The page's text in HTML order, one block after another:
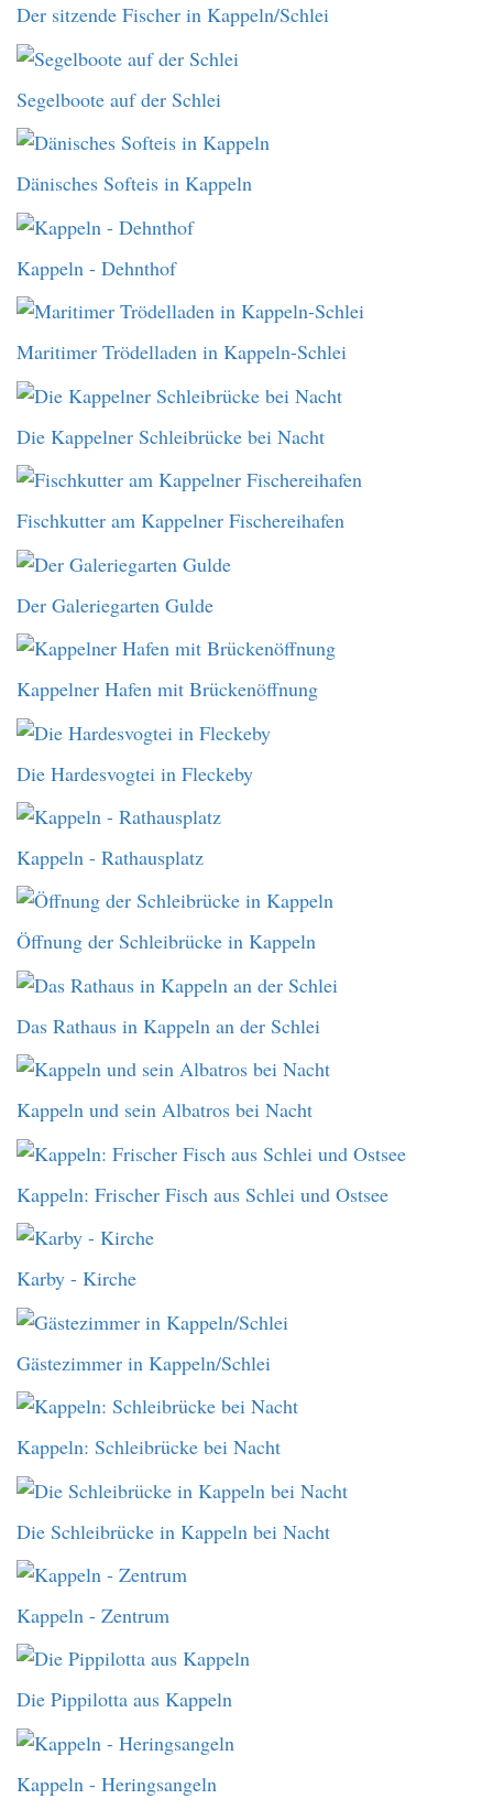
Der sitzende Fischer in Kappeln/Schlei
Segelboote auf der Schlei
Dänisches Softeis in Kappeln
Kappeln - Dehnthof
Maritimer Trödelladen in Kappeln-Schlei
Die Kappelner Schleibrücke bei Nacht
Fischkutter am Kappelner Fischereihafen
Der Galeriegarten Gulde
Kappelner Hafen mit Brückenöffnung
Die Hardesvogtei in Fleckeby
Kappeln - Rathausplatz
Öffnung der Schleibrücke in Kappeln
Das Rathaus in Kappeln an der Schlei
Kappeln und sein Albatros bei Nacht
Kappeln: Frischer Fisch aus Schlei und Ostsee
Karby - Kirche
Gästezimmer in Kappeln/Schlei
Kappeln: Schleibrücke bei Nacht
Die Schleibrücke in Kappeln bei Nacht
Kappeln - Zentrum
Die Pippilotta aus Kappeln
Kappeln - Heringsangeln